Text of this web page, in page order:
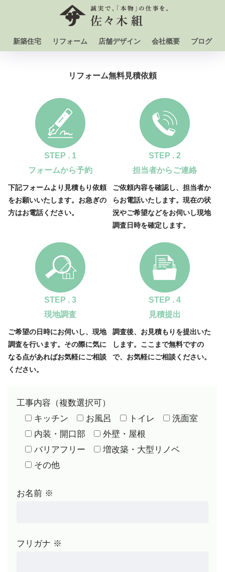
新築住宅 リフォーム 店舗デザイン 会社概要 ブログ
リフォーム無料見積依頼
STEP . 1
フォームから予約
下記フォームより見積もり依頼
をお願いいたします。お急ぎの
方はお電話ください。
STEP . 2
担当者からご連絡
ご依頼内容を確認し、担当者か
らお電話いたします。現在の状
況やご希望などをお伺いし現地
調査日時を確定します。
STEP . 3
現地調査
ご希望の日時にお伺いし、現地
調査を行います。その際に気に
なる点があればお気軽にご相談
ください。
STEP . 4
見積提出
調査後、お見積もりを提出いた
します。ここまで無料ですの
で、お気軽にご相談ください。
工事内容（複数選択可）
キッチン
お風呂 トイレ
洗面室
内装・開口部
外壁・屋根
バリアフリー
増改築・大型リノベ
その他
お名前 ※
フリガナ ※